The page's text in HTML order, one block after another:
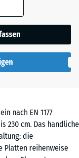
nach EN 1177
230 cm. Das handliche
die
Platten reihenweise